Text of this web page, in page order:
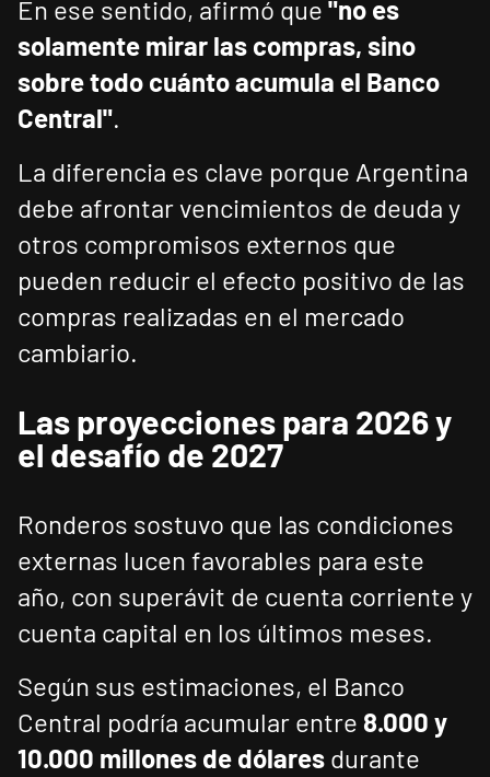
En ese sentido, afirmó que "no es
solamente mirar las compras, sino
sobre todo cuánto acumula el Banco
Central".
La diferencia es clave porque Argentina
debe afrontar vencimientos de deuda y
otros compromisos externos que
pueden reducir el efecto positivo de las
compras realizadas en el mercado
cambiario.
Las proyecciones para 2026 y
el desafío de 2027
Ronderos sostuvo que las condiciones
externas lucen favorables para este
año, con superávit de cuenta corriente y
cuenta capital en los últimos meses.
Según sus estimaciones, el Banco
Central podría acumular entre 8.000 y
10.000 millones de dólares durante